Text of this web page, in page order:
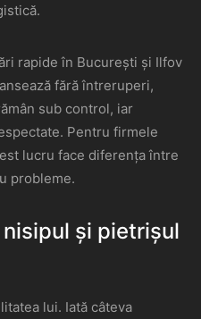
rapide în București și Ilfov
fără întreruperi,
sub control, iar
Pentru firmele
lucru face diferența între
probleme.
și pietrișul
lui. Iată câteva